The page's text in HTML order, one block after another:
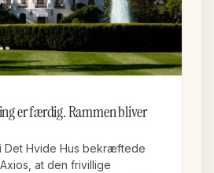
er færdig. Rammen bliver
Det Hvide Hus bekræftede
at den frivillige